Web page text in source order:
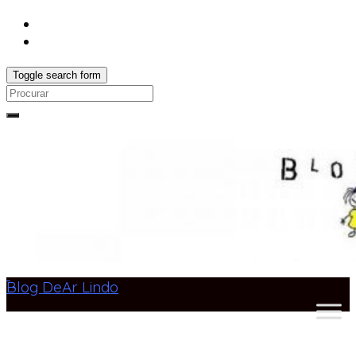
Toggle search form
Search
Blog DeAr Lindo